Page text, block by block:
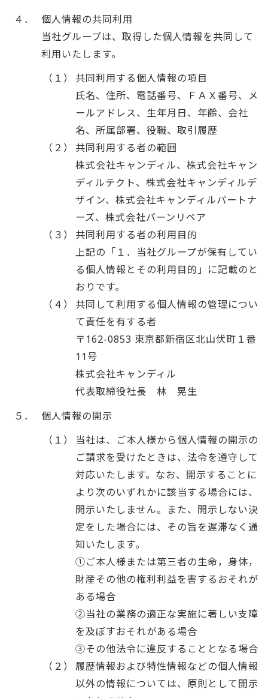
４．
個人情報の共同利用
当社グループは、取得した個人情報を共同して
利用いたします。
（１）
共同利用する個人情報の項目
氏名、住所、電話番号、ＦＡＸ番号、メ
ールアドレス、生年月日、年齢、会社
名、所属部署、役職、取引履歴
（２）
共同利用する者の範囲
株式会社キャンディル、株式会社キャン
ディルテクト、株式会社キャンディルデ
ザイン、株式会社キャンディルパートナ
ーズ、株式会社バーンリペア
（３）
共同利用する者の利用目的
上記の「１．当社グループが保有してい
る個人情報とその利用目的」に記載のと
おりです。
（４）
共同して利用する個人情報の管理につい
て責任を有する者
〒162-0853 東京都新宿区北山伏町１番
11号
株式会社キャンディル
代表取締役社長 林 晃生
５．
個人情報の開示
（１）
当社は、ご本人様から個人情報の開示の
ご請求を受けたときは、法令を遵守して
対応いたします。なお、開示することに
より次のいずれかに該当する場合には、
開示いたしません。また、開示しない決
定をした場合には、その旨を遅滞なく通
知いたします。
①ご本人様または第三者の生命，身体，
財産その他の権利利益を害するおそれが
ある場合
②当社の業務の適正な実施に著しい支障
を及ぼすおそれがある場合
③その他法令に違反することとなる場合
（２）
履歴情報および特性情報などの個人情報
以外の情報については、原則として開示